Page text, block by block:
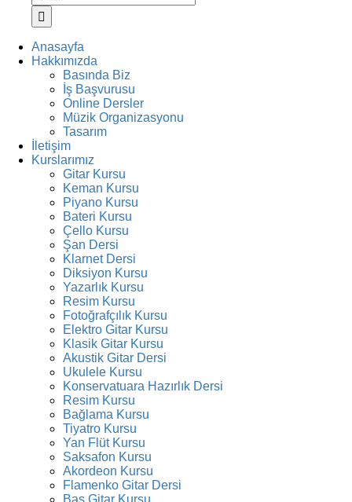
Anasayfa
Hakkımızda
Basında Biz
İş Başvurusu
Online Dersler
Müzik Organizasyonu
Tasarım
İletişim
Kurslarımız
Gitar Kursu
Keman Kursu
Piyano Kursu
Bateri Kursu
Çello Kursu
Şan Dersi
Klarnet Dersi
Diksiyon Kursu
Yazarlık Kursu
Resim Kursu
Fotoğrafçılık Kursu
Elektro Gitar Kursu
Klasik Gitar Kursu
Akustik Gitar Dersi
Ukulele Kursu
Konservatuara Hazırlık Dersi
Resim Kursu
Bağlama Kursu
Tiyatro Kursu
Yan Flüt Kursu
Saksafon Kursu
Akordeon Kursu
Flamenko Gitar Dersi
Bas Gitar Kursu